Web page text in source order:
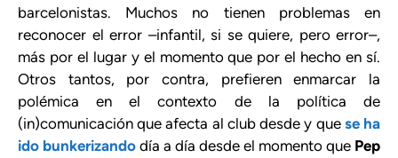
barcelonistas. Muchos no tienen problemas en
reconocer el error –infantil, si se quiere, pero error–,
más por el lugar y el momento que por el hecho en sí.
Otros tantos, por contra, prefieren enmarcar la
polémica en el contexto de la política de
(in)comunicación que afecta al club desde y que se ha
ido bunkerizando día a día desde el momento que Pep